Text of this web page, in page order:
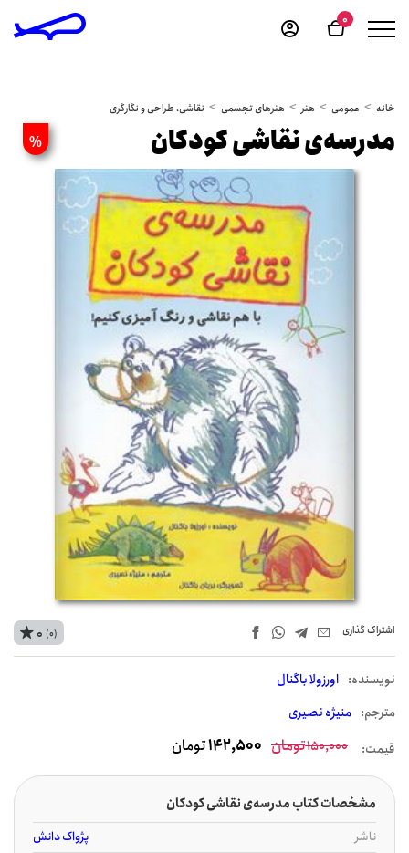
0
خانه عمومی هنر هنرهای تجسمی نقاشی، طراحی و نگارگری
% مدرسه‌ی نقاشی کودکان
اشتراک‌ گذاری
نويسنده: اورزولا باگنال
مترجم: منیژه نصیری
0 (0)
قیمت: 150,000تومان 142,500تومان
مشخصات کتاب مدرسه‌ی نقاشی کودکان
ناشر
پژواک دانش